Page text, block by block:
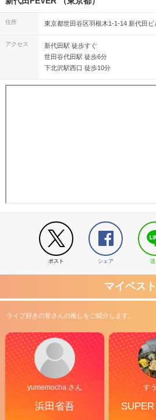
住所 東京都世田谷区羽根木1-1-14 新代田ビ
アクセス
新代田駅 徒歩すぐ
世田谷代田駅 徒歩6分
下北沢駅西口 徒歩10分
ポスト シェア 送
マイベスト
ライブ好きの皆さんの推しをご紹介します。
yumemocha さん
浜田省吾
す